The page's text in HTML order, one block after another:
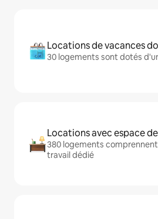
Locations de vacances
30 logements sont dotés
Locations avec espace
380 logements
travail dédié